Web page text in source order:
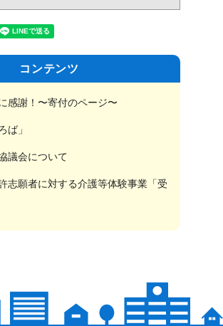
コンテンツ
感謝！〜寄付のページ〜
ば」
議会について
志願者に対する介護等体験事業「受